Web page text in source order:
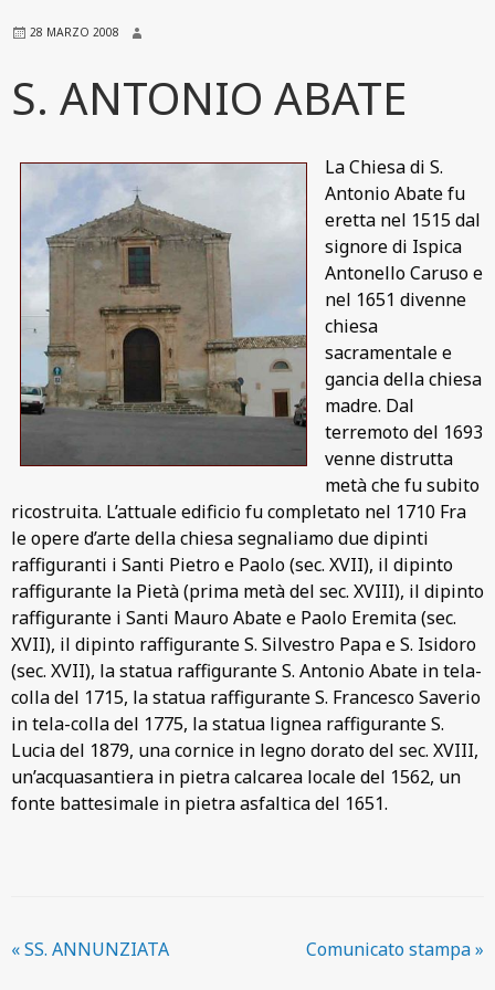
28 MARZO 2008
S. ANTONIO ABATE
La Chiesa di S.
Antonio Abate fu
eretta nel 1515 dal
signore di Ispica
Antonello Caruso e
nel 1651 divenne
chiesa
sacramentale e
gancia della chiesa
madre. Dal
terremoto del 1693
venne distrutta
metà che fu subito
ricostruita. L’attuale edificio fu completato nel 1710 Fra
le opere d’arte della chiesa segnaliamo due dipinti
raffiguranti i Santi Pietro e Paolo (sec. XVII), il dipinto
raffigurante la Pietà (prima metà del sec. XVIII), il dipinto
raffigurante i Santi Mauro Abate e Paolo Eremita (sec.
XVII), il dipinto raffigurante S. Silvestro Papa e S. Isidoro
(sec. XVII), la statua raffigurante S. Antonio Abate in tela-
colla del 1715, la statua raffigurante S. Francesco Saverio
in tela-colla del 1775, la statua lignea raffigurante S.
Lucia del 1879, una cornice in legno dorato del sec. XVIII,
un’acquasantiera in pietra calcarea locale del 1562, un
fonte battesimale in pietra asfaltica del 1651.
«SS. ANNUNZIATA Comunicato stampa»